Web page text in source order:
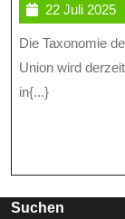
22 Juli 202522
Die Taxonomie der Atomkraft in der EU In der Europäischen
Union wird
in{...}
Suchen